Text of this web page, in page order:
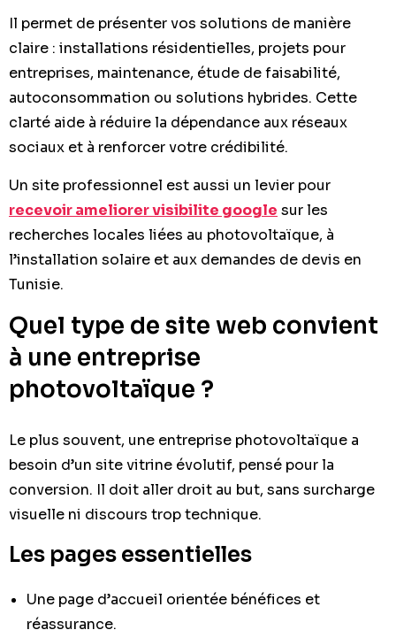
Il permet de présenter vos solutions de manière
claire : installations résidentielles, projets pour
entreprises, maintenance, étude de faisabilité,
autoconsommation ou solutions hybrides. Cette
clarté aide à réduire la dépendance aux réseaux
sociaux et à renforcer votre crédibilité.
Un site professionnel est aussi un levier pour
recevoir ameliorer visibilite google sur les
recherches locales liées au photovoltaïque, à
l’installation solaire et aux demandes de devis en
Tunisie.
Quel type de site web convient
à une entreprise
photovoltaïque ?
Le plus souvent, une entreprise photovoltaïque a
besoin d’un site vitrine évolutif, pensé pour la
conversion. Il doit aller droit au but, sans surcharge
visuelle ni discours trop technique.
Les pages essentielles
Une page d’accueil orientée bénéfices et
réassurance.